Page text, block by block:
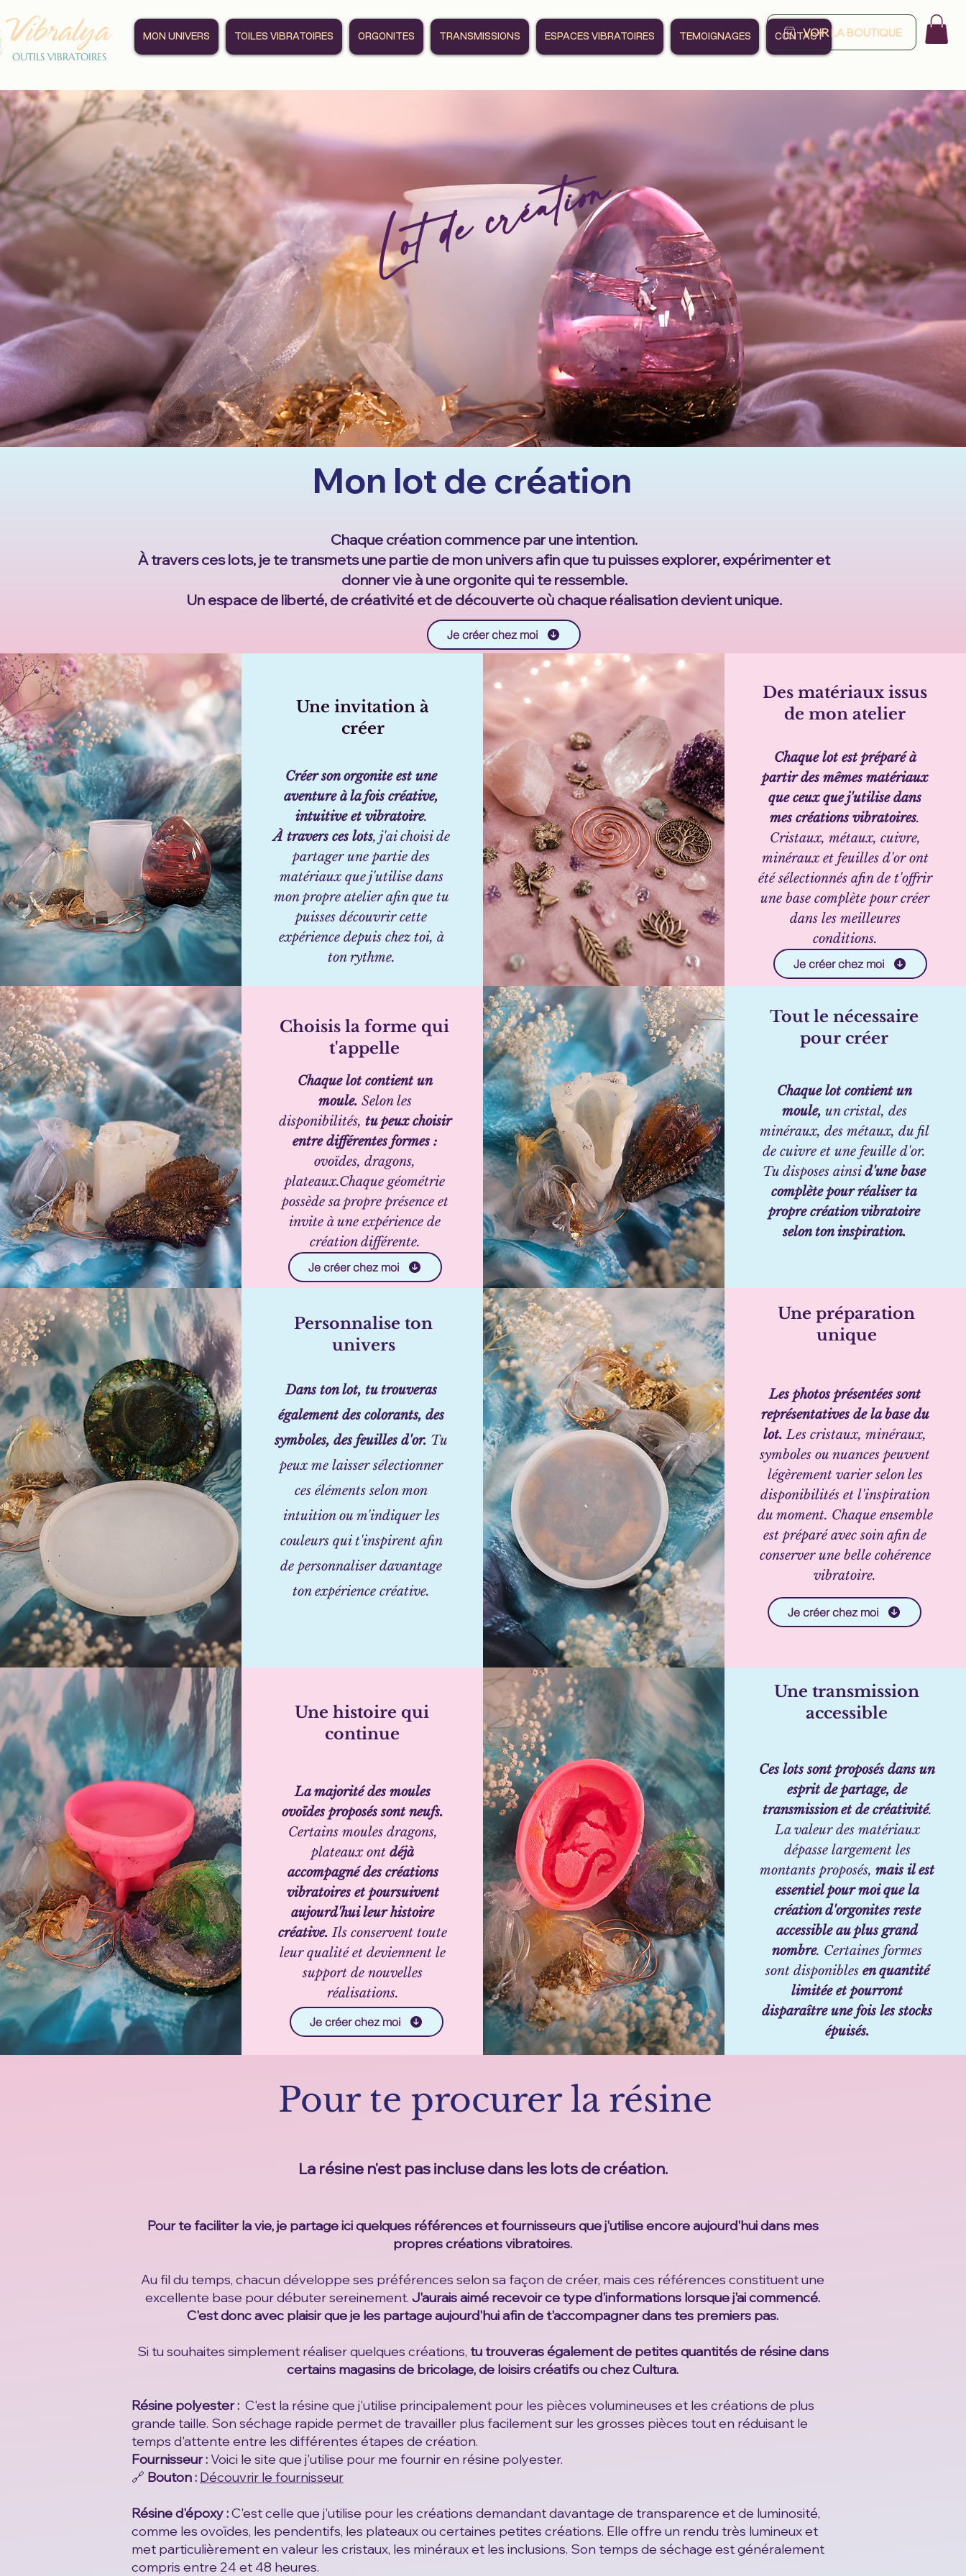
VOIR LA BOUTIQUE
Vibralya
OUTILS VIBRATOIRES
MON UNIVERS TOILES VIBRATOIRES ORGONITES TRANSMISSIONS ESPACES VIBRATOIRES TEMOIGNAGES CONTACT
Lot de création
Mon lot de création
Chaque création commence par une intention.
À travers ces lots, je te transmets une partie de mon univers afin que tu puisses explorer, expérimenter et
donner vie à une orgonite qui te ressemble.
Un espace de liberté, de créativité et de découverte où chaque réalisation devient unique.
Je créer chez moi
Une invitation à
créer
Créer son orgonite est une
aventure à la fois créative,
intuitive et vibratoire.
À travers ces lots, j'ai choisi de
partager une partie des
matériaux que j'utilise dans
mon propre atelier afin que tu
puisses découvrir cette
expérience depuis chez toi, à
ton rythme.
Des matériaux issus
de mon atelier
Chaque lot est préparé à
partir des mêmes matériaux
que ceux que j'utilise dans
mes créations vibratoires.
Cristaux, métaux, cuivre,
minéraux et feuilles d'or ont
été sélectionnés afin de t'offrir
une base complète pour créer
dans les meilleures
conditions.
Je créer chez moi
Choisis la forme qui
t'appelle
Chaque lot contient un
moule. Selon les
disponibilités, tu peux choisir
entre différentes formes :
ovoïdes, dragons,
plateaux.Chaque géométrie
possède sa propre présence et
invite à une expérience de
création différente.
Je créer chez moi
Tout le nécessaire
pour créer
Chaque lot contient un
moule, un cristal, des
minéraux, des métaux, du fil
de cuivre et une feuille d'or.
Tu disposes ainsid'une base
complète pour réaliser ta
propre création vibratoire
selon ton inspiration.
Personnalise ton
univers
Dans ton lot, tu trouveras
également des colorants, des
symboles, des feuilles d'or. Tu
peux me laisser sélectionner
ces éléments selon mon
intuition ou m'indiquer les
couleurs qui t'inspirent afin
de personnaliser davantage
ton expérience créative.
Une préparation
unique
Les photos présentées sont
représentatives de la base du
lot.Les cristaux, minéraux,
symboles ou nuances peuvent
légèrement varier selon les
disponibilités et l'inspiration
du moment. Chaque ensemble
est préparé avec soin afin de
conserver une belle cohérence
vibratoire.
Je créer chez moi
Une histoire qui
continue
La majorité des moules
ovoïdes proposés sont neufs.
Certains moules dragons,
plateaux ont déjà
accompagné des créations
vibratoires et poursuivent
aujourd'hui leur histoire
créative. Ils conservent toute
leur qualité et deviennent le
support de nouvelles
réalisations.
Je créer chez moi
Une transmission
accessible
Ces lots sont proposés dans un
esprit de partage, de
transmission et de créativité.
La valeur des matériaux
dépasse largement les
montants proposés, mais il est
essentiel pour moi que la
création d'orgonites reste
accessible au plus grand
nombre. Certaines formes
sont disponibles en quantité
limitée et pourront
disparaître une fois les stocks
épuisés.
Pour te procurer la résine
La résine n'est pas incluse dans les lots de création.
Pour te faciliter la vie, je partage ici quelques références et fournisseurs que j'utilise encore aujourd'hui dans mes
propres créations vibratoires.
Au fil du temps, chacun développe ses préférences selon sa façon de créer, mais ces références constituent une
excellente base pour débuter sereinement. J'aurais aimé recevoir ce type d'informations lorsque j'ai commencé.
C'est donc avec plaisir que je les partage aujourd'hui afin de t'accompagner dans tes premiers pas.
Si tu souhaites simplement réaliser quelques créations, tu trouveras également de petites quantités de résine dans
certains magasins de bricolage, de loisirs créatifs ou chez Cultura.
Résine polyester : C'est la résine que j'utilise principalement pour les pièces volumineuses et les créations de plus
grande taille. Son séchage rapide permet de travailler plus facilement sur les grosses pièces tout en réduisant le
temps d'attente entre les différentes étapes de création.
Fournisseur :Voici le site que j'utilise pour me fournir en résine polyester.
🔗 Bouton : Découvrir le fournisseur
Résine d'époxy :C'est celle que j'utilise pour les créations demandant davantage de transparence et de luminosité,
comme les ovoïdes, les pendentifs, les plateaux ou certaines petites créations. Elle offre un rendu très lumineux et
met particulièrement en valeur les cristaux, les minéraux et les inclusions. Son temps de séchage est généralement
compris entre 24 et 48 heures.